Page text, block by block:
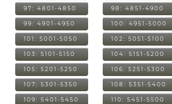
97: 4801-4850 98: 4851-4900
99: 4901-4950 100: 4951-5000
101: 5001-5050 102: 5051-5100
103: 5101-5150 104: 5151-5200
105: 5201-5250 106: 5251-5300
107: 5301-5350 108: 5351-5400
109: 5401-5450 110: 5451-5500